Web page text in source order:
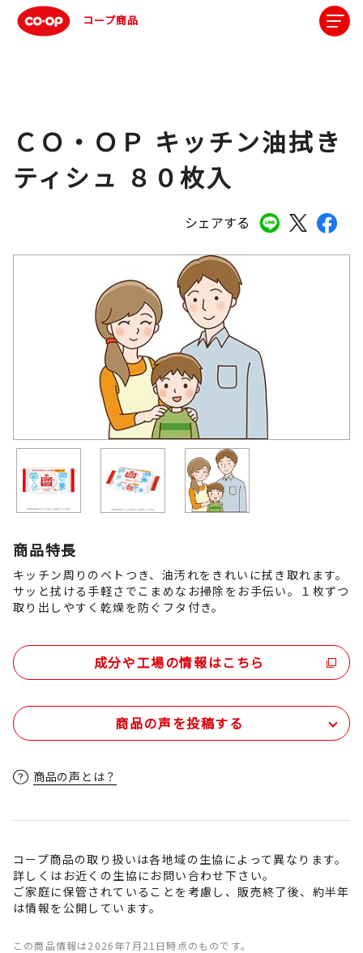
コープ商品
シェアする
ＣＯ・ＯＰ キッチン油拭き
ティシュ ８０枚入
商品特長
キッチン周りのベトつき、油汚れをきれいに拭き取れます。
サッと拭ける手軽さでこまめなお掃除をお手伝い。１枚ずつ
取り出しやすく乾燥を防ぐフタ付き。
成分や工場の情報はこちら
商品の声を投稿する
商品の声とは？
コープ商品の取り扱いは各地域の生協によって異なります。
詳しくはお近くの生協にお問い合わせ下さい。
ご家庭に保管されていることを考慮し、販売終了後、約半年
は情報を公開しています。
この商品情報は2026年7月21日時点のものです。